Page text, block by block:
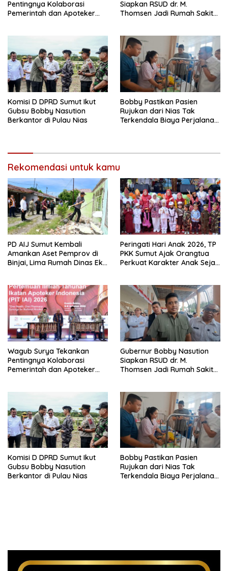
Pentingnya Kolaborasi
Pemerintah dan Apoteker
Siapkan RSUD dr. M.
Thomsen Jadi Rumah Sakit
Komisi D DPRD Sumut Ikut
Gubsu Bobby Nasution
Berkantor di Pulau Nias
Bobby Pastikan Pasien
Rujukan dari Nias Tak
Terkendala Biaya Perjalanan
Rekomendasi untuk kamu
PD AIJ Sumut Kembali
Amankan Aset Pemprov di
Binjai, Lima Rumah Dinas Eks
Peringati Hari Anak 2026, TP
PKK Sumut Ajak Orangtua
Perkuat Karakter Anak Sejak
Wagub Surya Tekankan
Pentingnya Kolaborasi
Pemerintah dan Apoteker
Gubernur Bobby Nasution
Siapkan RSUD dr. M.
Thomsen Jadi Rumah Sakit
Komisi D DPRD Sumut Ikut
Gubsu Bobby Nasution
Berkantor di Pulau Nias
Bobby Pastikan Pasien
Rujukan dari Nias Tak
Terkendala Biaya Perjalanan